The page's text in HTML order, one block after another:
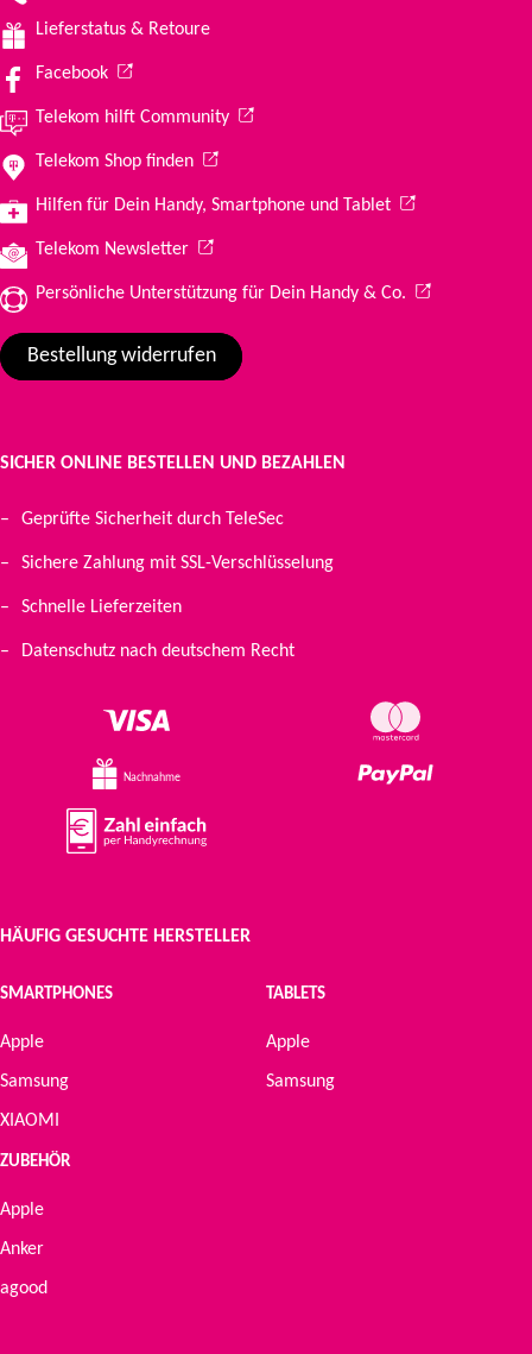
Lieferstatus & Retoure
Facebook(Wird in einem neuen Tab geöffnet)
Telekom hilft Community(Wird in einem neuen Tab geöffnet)
Telekom Shop finden(Wird in einem neuen Tab geöffnet)
Hilfen für Dein Handy, Smartphone und Tablet(Wird in einem
Telekom Newsletter(Wird in einem neuen Tab geöffnet)
Persönliche Unterstützung für Dein Handy & Co. (Wird in einem
Bestellung widerrufen
SICHER ONLINE BESTELLEN UND BEZAHLEN
Geprüfte Sicherheit durch TeleSec
Sichere Zahlung mit SSL-Verschlüsselung
Schnelle Lieferzeiten
Datenschutz nach deutschem Recht
Nachnahme
HÄUFIG GESUCHTE HERSTELLER
SMARTPHONES
Apple
Samsung
XIAOMI
TABLETS
Apple
Samsung
ZUBEHÖR
Apple
Anker
agood